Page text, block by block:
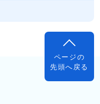
ページの
先頭へ戻る